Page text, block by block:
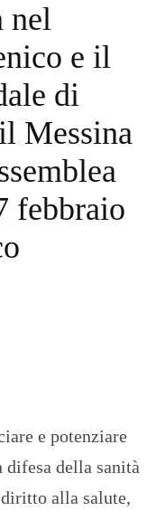
nel
e il
di
Messina
febbraio
e potenziare
della sanità
alla salute,